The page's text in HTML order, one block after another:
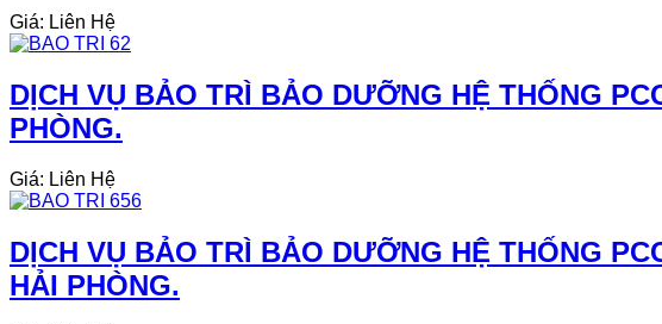
Giá: Liên Hệ
DỊCH VỤ BẢO TRÌ BẢO DƯỠNG HỆ THỐNG
PHÒNG.
Giá: Liên Hệ
DỊCH VỤ BẢO TRÌ BẢO DƯỠNG HỆ THỐNG
HẢI PHÒNG.